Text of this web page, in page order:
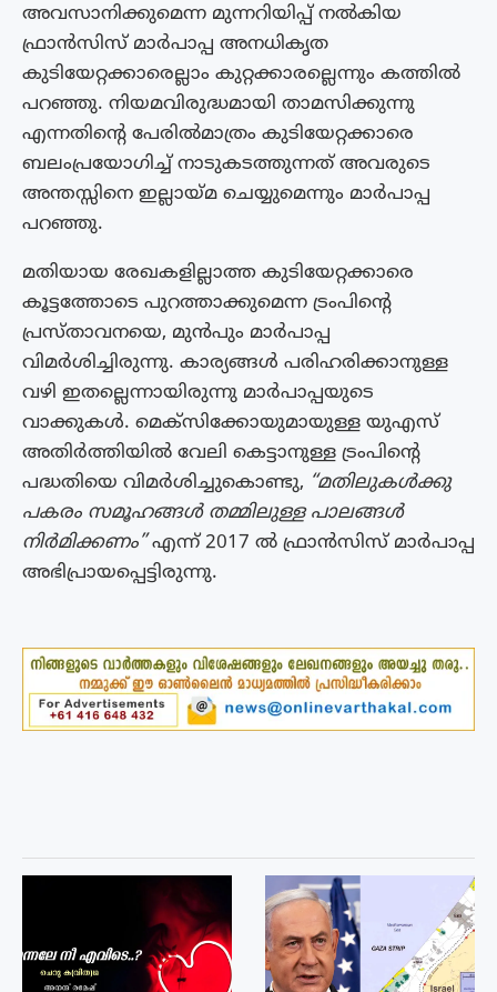
അവസാനിക്കുമെന്ന മുന്നറിയിപ്പ് നൽകിയ
ഫ്രാൻസിസ് മാർപാപ്പ അനധികൃത
കുടിയേറ്റക്കാരെല്ലാം കുറ്റക്കാരല്ലെന്നും കത്തിൽ
പറഞ്ഞു. നിയമവിരുദ്ധമായി താമസിക്കുന്നു
എന്നതിന്റെ പേരിൽമാത്രം കുടിയേറ്റക്കാരെ
ബലംപ്രയോഗിച്ച് നാടുകടത്തുന്നത് അവരുടെ
അന്തസ്സിനെ ഇല്ലായ്മ ചെയ്യുമെന്നും മാർപാപ്പ
പറഞ്ഞു.
മതിയായ രേഖകളില്ലാത്ത കുടിയേറ്റക്കാരെ
കൂട്ടത്തോടെ പുറത്താക്കുമെന്ന ട്രംപിന്‍റെ
പ്രസ്താവനയെ, മുൻപും മാർപാപ്പ
വിമർശിച്ചിരുന്നു. കാര്യങ്ങൾ പരിഹരിക്കാനുള്ള
വഴി ഇതല്ലെന്നായിരുന്നു മാർപാപ്പയുടെ
വാക്കുകൾ. മെക്‌സിക്കോയുമായുള്ള യുഎസ്
അതിർത്തിയിൽ വേലി കെട്ടാനുള്ള ട്രംപിന്‍റെ
പദ്ധതിയെ വിമർശിച്ചുകൊണ്ടു, “മതിലുകൾക്കു
പകരം സമൂഹങ്ങൾ തമ്മിലുള്ള പാലങ്ങൾ
നിർമിക്കണം”എന്ന് 2017 ൽ ഫ്രാൻസിസ് മാർപാപ്പ
അഭിപ്രായപ്പെട്ടിരുന്നു.